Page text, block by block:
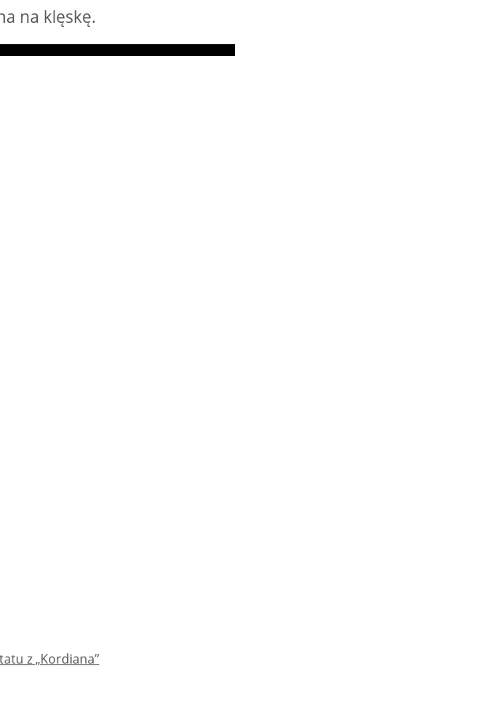
na klęskę.
z „Kordiana”